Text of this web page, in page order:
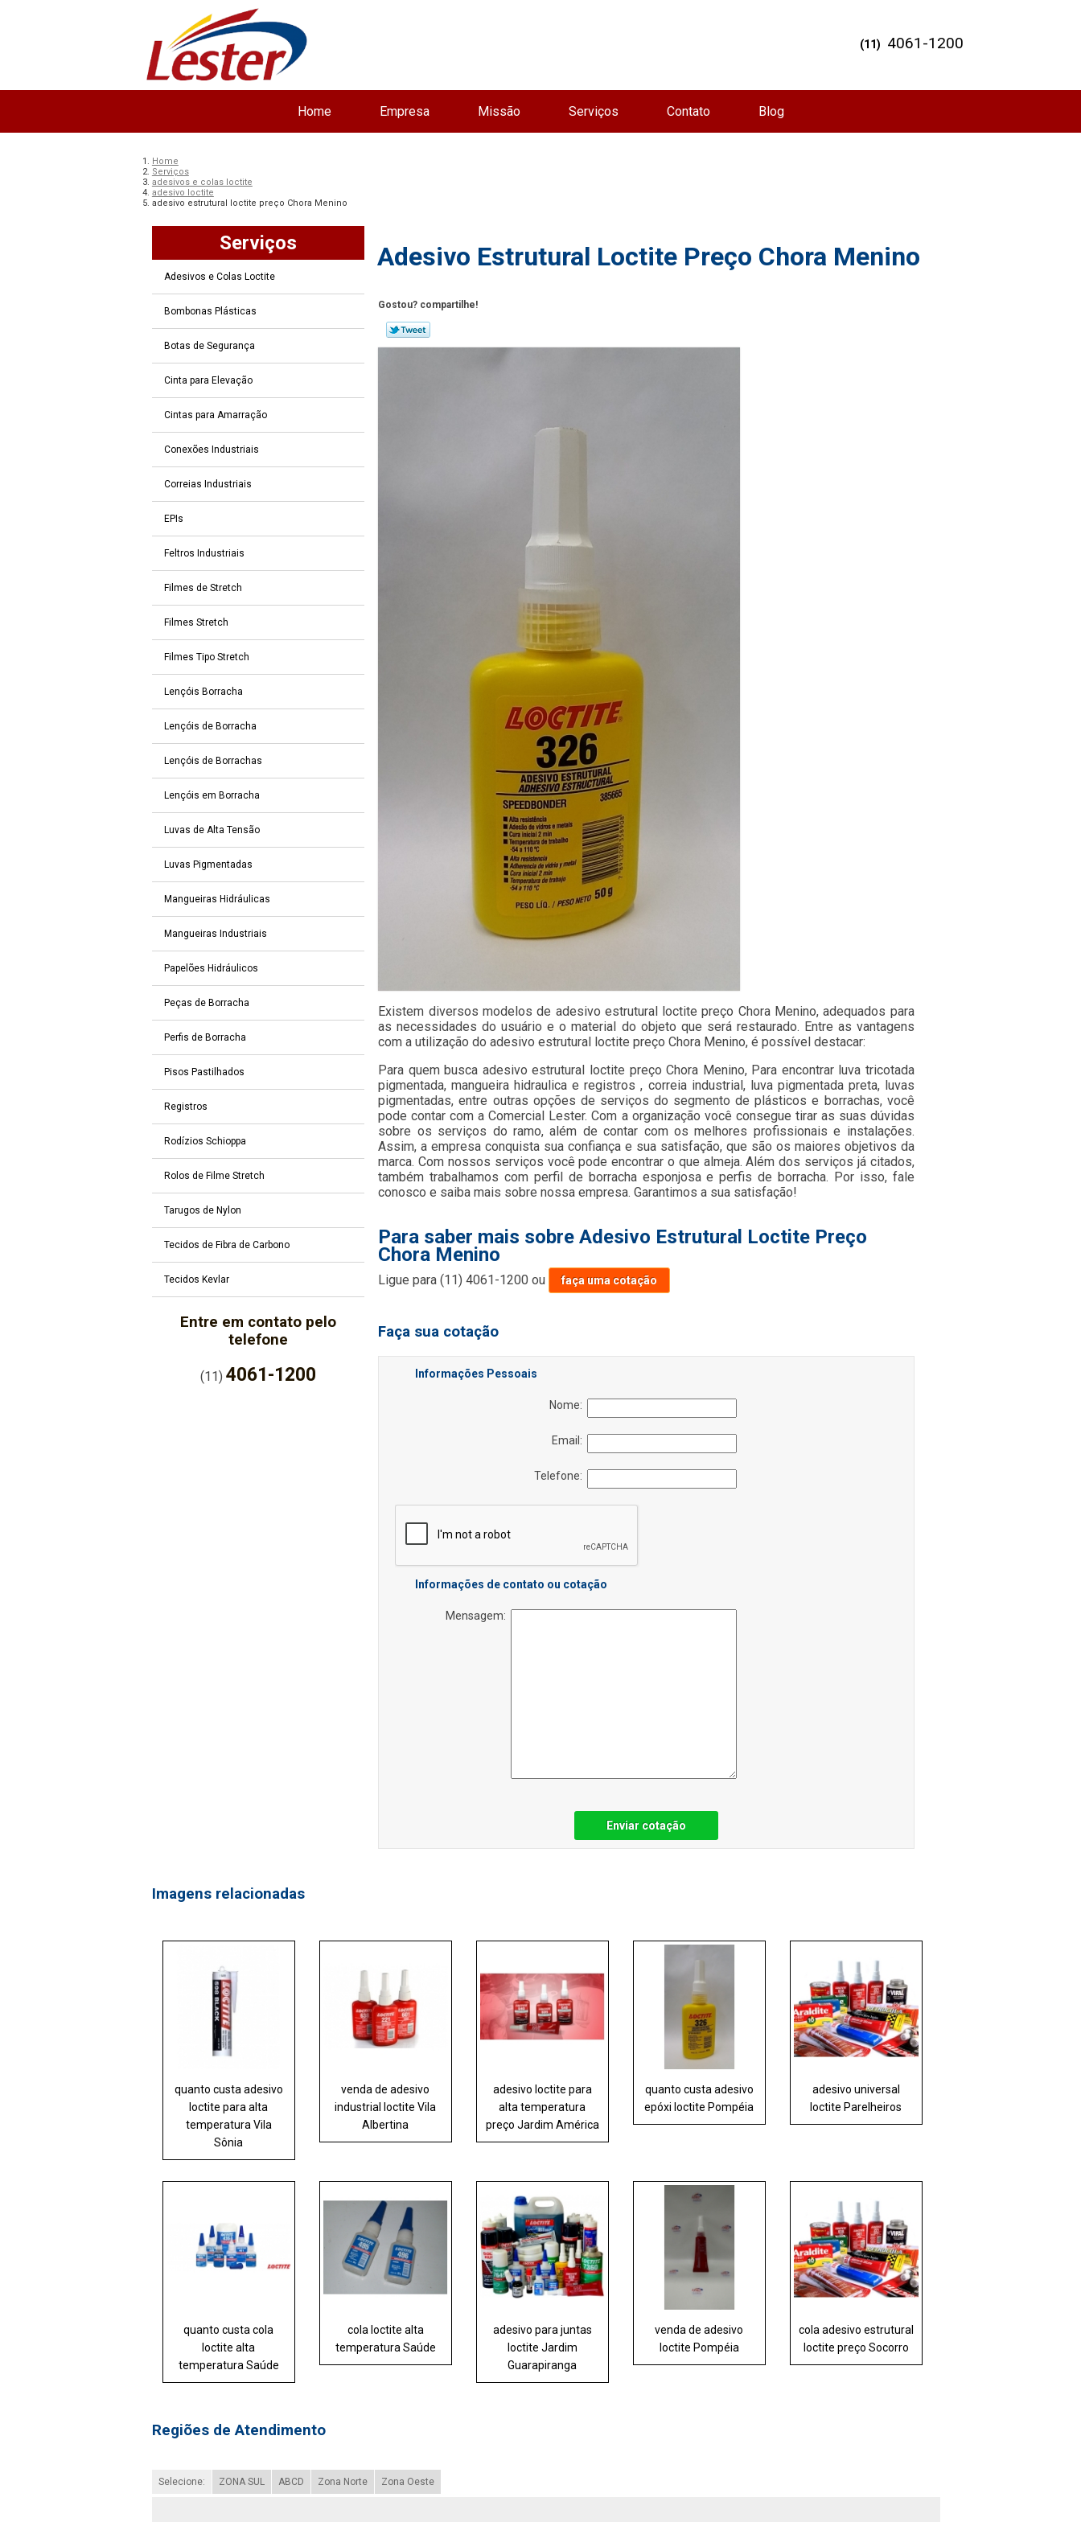
Home Empresa Missão Serviços Contato Blog
(11) 4061-1200
Home
Serviços
adesivos e colas loctite
adesivo loctite
adesivo estrutural loctite preço Chora Menino
Serviços
Adesivos e Colas Loctite
Bombonas Plásticas
Botas de Segurança
Cinta para Elevação
Cintas para Amarração
Conexões Industriais
Correias Industriais
EPIs
Feltros Industriais
Filmes de Stretch
Filmes Stretch
Filmes Tipo Stretch
Lençóis Borracha
Lençóis de Borracha
Lençóis de Borrachas
Lençóis em Borracha
Luvas de Alta Tensão
Luvas Pigmentadas
Mangueiras Hidráulicas
Mangueiras Industriais
Papelões Hidráulicos
Peças de Borracha
Perfis de Borracha
Pisos Pastilhados
Registros
Rodízios Schioppa
Rolos de Filme Stretch
Tarugos de Nylon
Tecidos de Fibra de Carbono
Tecidos Kevlar
Entre em contato pelo
telefone
(11)4061-1200
Adesivo Estrutural Loctite Preço Chora Menino
Gostou? compartilhe!
Existem diversos modelos de adesivo estrutural loctite preço Chora Menino, adequados para
as necessidades do usuário e o material do objeto que será restaurado. Entre as vantagens
com a utilização do adesivo estrutural loctite preço Chora Menino, é possível destacar:
Para quem busca adesivo estrutural loctite preço Chora Menino, Para encontrar luva tricotada
pigmentada, mangueira hidraulica e registros , correia industrial, luva pigmentada preta, luvas
pigmentadas, entre outras opções de serviços do segmento de plásticos e borrachas, você
pode contar com a Comercial Lester. Com a organização você consegue tirar as suas dúvidas
sobre os serviços do ramo, além de contar com os melhores profissionais e instalações.
Assim, a empresa conquista sua confiança e sua satisfação, que são os maiores objetivos da
marca. Com nossos serviços você pode encontrar o que almeja. Além dos serviços já citados,
também trabalhamos com perfil de borracha esponjosa e perfis de borracha. Por isso, fale
conosco e saiba mais sobre nossa empresa. Garantimos a sua satisfação!
Para saber mais sobre Adesivo Estrutural Loctite Preço
Chora Menino
Ligue para(11) 4061-1200 ou faça uma cotação
Faça sua cotação
Informações Pessoais
Nome:
Email:
Telefone:
Informações de contato ou cotação
Mensagem:
Enviar cotação
Imagens relacionadas
quanto custa adesivo
loctite para alta
temperatura Vila
Sônia
venda de adesivo
industrial loctite Vila
Albertina
adesivo loctite para
alta temperatura
preço Jardim América
quanto custa adesivo
epóxi loctite Pompéia
adesivo universal
loctite Parelheiros
quanto custa cola
loctite alta
temperatura Saúde
cola loctite alta
temperatura Saúde
adesivo para juntas
loctite Jardim
Guarapiranga
venda de adesivo
loctite Pompéia
cola adesivo estrutural
loctite preço Socorro
Regiões de Atendimento
Selecione: ZONA SUL ABCD Zona Norte Zona Oeste